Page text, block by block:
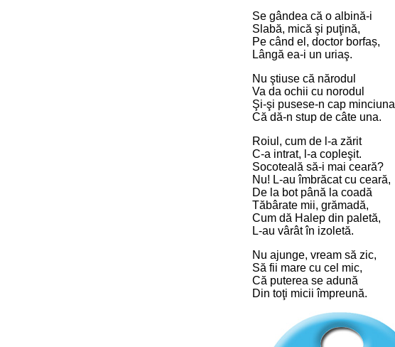
Se gândea că o albină-i
Slabă, mică şi puţină,
Pe când el, doctor borfaș,
Lângă ea-i un uriaş.
Nu ştiuse că nărodul
Va da ochii cu norodul
Şi-şi pusese-n cap minciuna
Că dă-n stup de câte una.
Roiul, cum de l-a zărit
C-a intrat, l-a copleşit.
Socoteală să-i mai ceară?
Nu! L-au îmbrăcat cu ceară,
De la bot până la coadă
Tăbârate mii, grămadă,
Cum dă Halep din paletă,
L-au vârât în izoletă.
Nu ajunge, vream să zic,
Să fii mare cu cel mic,
Că puterea se adună
Din toţi micii împreună.